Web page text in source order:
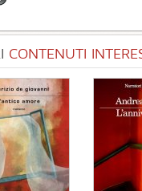
CONTENUTI